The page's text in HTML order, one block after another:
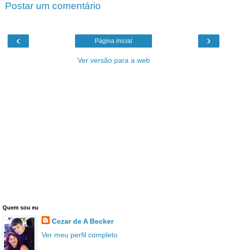
Postar um comentário
‹ ›
Página inicial
Ver versão para a web
Quem sou eu
Cezar de A Becker
Ver meu perfil completo